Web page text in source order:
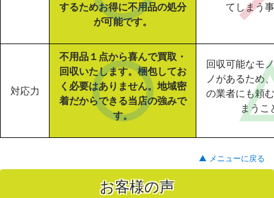
するためお得に不用品の処分
が可能です。
てしまう
対応力
不用品１点から喜んで買取・
回収いたします。梱包してお
く必要はありません。地域密
着だからできる当店の強みで
す。
回収可能なモ
ノがあるため
の業者にも頼
まうこ
▲ メニューに戻る
お客様の声